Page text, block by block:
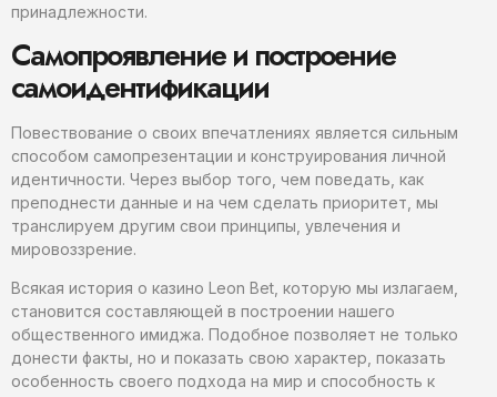
принадлежности.
Самопроявление и построение
самоидентификации
Повествование о своих впечатлениях является сильным
способом самопрезентации и конструирования личной
идентичности. Через выбор того, чем поведать, как
преподнести данные и на чем сделать приоритет, мы
транслируем другим свои принципы, увлечения и
мировоззрение.
Всякая история о казино Leon Bet, которую мы излагаем,
становится составляющей в построении нашего
общественного имиджа. Подобное позволяет не только
донести факты, но и показать свою характер, показать
особенность своего подхода на мир и способность к